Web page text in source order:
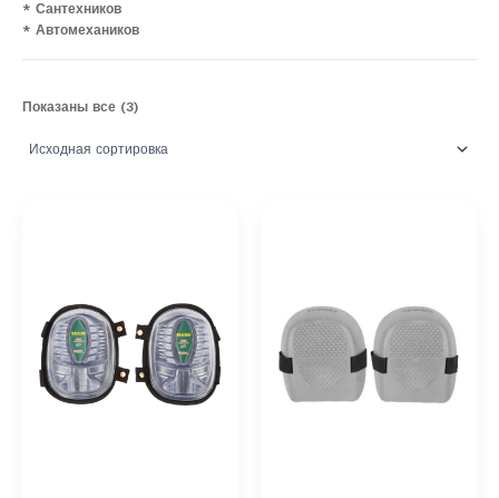
* Сантехников
* Автомехаников
Показаны все (3)